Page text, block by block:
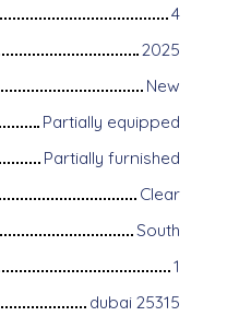
4
2025
New
Partially equipped
Partially furnished
Clear
South
1
dubai 25315